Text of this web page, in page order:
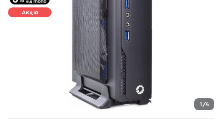
1/4
Акція